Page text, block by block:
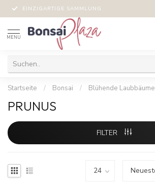
EINZIGARTIGE SAMMLUNG
MENU
Startseite / Bonsai / Blühende Laubbäume
PRUNUS
FILTER